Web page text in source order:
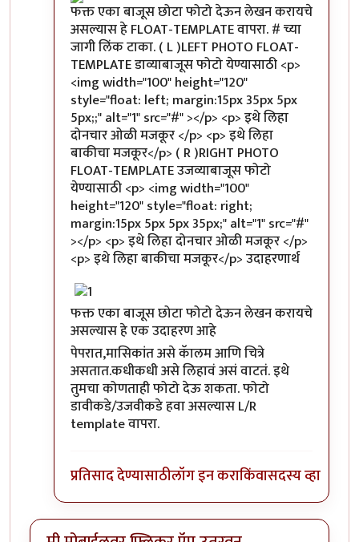
फक्त एका बाजूस छोटा फोटो देऊन लेखन करायचे
असल्यास हे FLOAT-TEMPLATE वापरा. # च्या
जागी लिंक टाका. ( L )LEFT PHOTO FLOAT-
TEMPLATE डाव्याबाजूस फोटो येण्यासाठी <p>
<img width="100" height="120"
style="float: left; margin:15px 35px 5px
5px;;" alt="1" src="#" ></p> <p> इथे लिहा
दोनचार ओळी मजकूर </p> <p> इथे लिहा
बाकीचा मजकूर</p> ( R )RIGHT PHOTO
FLOAT-TEMPLATE उजव्याबाजूस फोटो
येण्यासाठी <p> <img width="100"
height="120" style="float: right;
margin:15px 5px 5px 35px;" alt="1" src="#"
></p> <p> इथे लिहा दोनचार ओळी मजकूर </p>
<p> इथे लिहा बाकीचा मजकूर</p> उदाहरणार्थ
फक्त एका बाजूस छोटा फोटो देऊन लेखन करायचे
असल्यास हे एक उदाहरण आहे
पेपरात,मासिकांत असे कॅालम आणि चित्रे
असतात.कधीकधी असे लिहावं असं वाटतं. इथे
तुमचा कोणताही फोटो देऊ शकता. फोटो
डावीकडे/उजवीकडे हवा असल्यास L/R
template वापरा.
प्रतिसाद देण्यासाठीलॉग इन कराकिंवासदस्य व्हा